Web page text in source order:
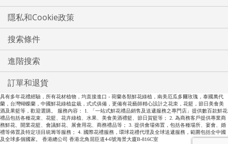
隱私和Cookie政策
搜索條件
進階搜索
訂單和退貨
具有多年花禮經驗，所有花材植物，均直接進口 - 荷蘭各類鮮花綠植，南美厄瓜多爾玫瑰，泰國萬代
蘭，台灣蝴蝶蘭，中國鮮花綠植盆栽，式式俱備，更備有花藝師精心設計之花朿，花籃，節日美食美
酒及果籃等，歡迎選購。 服務內容： 1. 「一站式鮮花禮品銷售及送遞服務之專門店」提供數百款鮮花
禮品包括各種花束、花籃、花卉綠植、水果、美食美酒禮籃、節日賀籃等； 2. 為商務客戶提供專業商
務鮮花、開業花籃、會議鮮花、展會用花、商務禮品等； 3. 提供會場佈置，包括各種場所、宴會、婚
禮等佈置及特定項目統籌等服務； 4. 國際花禮服務，環球花禮代理及全球送遞服務，範圍包括全中國
及全球多個國家。 香港總公司 香港北角屈臣道4-6號海景大廈B-816C室